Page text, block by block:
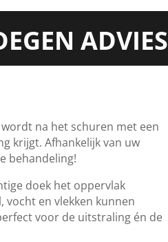
ADVIES
na het schuren met een
krijgt. Afhankelijk van uw
behandeling!
doek het oppervlak
en vlekken kunnen
voor de uitstraling én de